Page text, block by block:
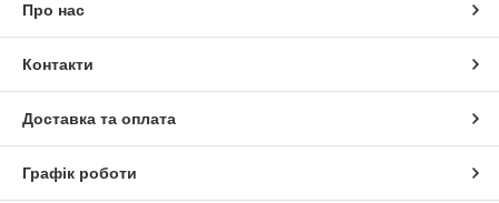
Про нас
Контакти
Доставка та оплата
Графік роботи